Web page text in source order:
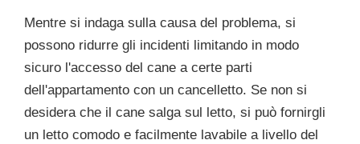
Mentre si indaga sulla causa del problema, si
possono ridurre gli incidenti limitando in modo
sicuro l'accesso del cane a certe parti
dell'appartamento con un cancelletto. Se non si
desidera che il cane salga sul letto, si può fornirgli
un letto comodo e facilmente lavabile a livello del